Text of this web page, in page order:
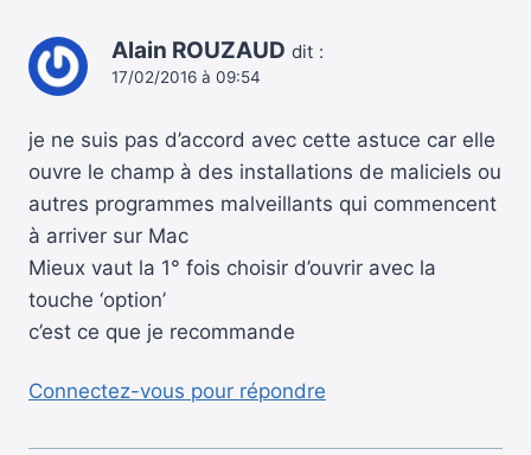
Alain ROUZAUD dit :
17/02/2016 à 09:54
je ne suis pas d’accord avec cette astuce car elle
ouvre le champ à des installations de maliciels ou
autres programmes malveillants qui commencent
à arriver sur Mac
Mieux vaut la 1° fois choisir d’ouvrir avec la
touche ‘option’
c’est ce que je recommande
Connectez-vous pour répondre